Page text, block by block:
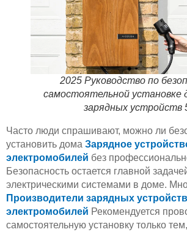
2025 Руководство по
самостоятельной установке
зарядных устройств
Часто люди спрашивают, можно ли
установить дома Зарядное
электромобилей без
Безопасность остается главной
электрическими системами в доме.
Производители зарядных
электромобилей Рекомендуется
самостоятельную установку только